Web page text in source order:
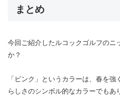
まとめ
今回ご紹介したルコックゴルフのニ
か？
「ピンク」というカラーは、春を
らしさのシンボル的なカラーでもあ